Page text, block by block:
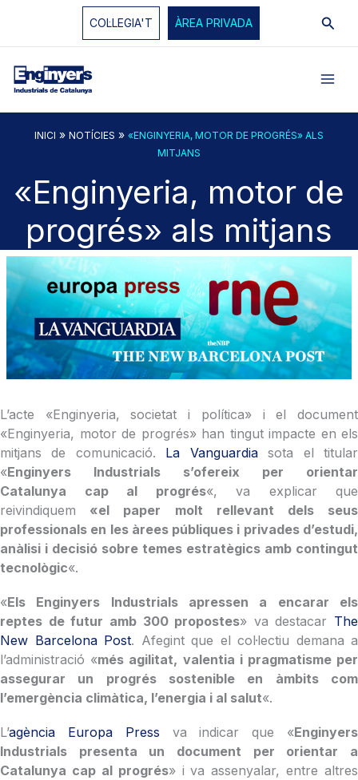
COL·LEGIA'T ÀREA PRIVADA
INICI » NOTÍCIES » «ENGINYERIA, MOTOR DE PROGRÉS» ALS
MITJANS
«Enginyeria, motor de
progrés» als mitjans
L’acte «Enginyeria, societat i política» i el document
«Enginyeria, motor de progrés» han tingut impacte en els
mitjans de comunicació. La Vanguardiasota el titular
«Enginyers Industrials s’ofereix per orientar
Catalunya cap al progrés«, va explicar que
reivindiquem «el paper molt rellevant dels seus
professionals en les àrees públiques i privades d’estudi,
anàlisi i decisió sobre temes estratègics amb contingut
tecnològic«.
«Els Enginyers Industrials apressen a encarar els
reptes de futur amb 300 propostes» va destacar The
New Barcelona Post. Afegint que el col·lectiu demana a
l’administració «més agilitat, valentia i pragmatisme per
assegurar un progrés sostenible en àmbits com
l’emergència climàtica, l’energia i al salut«.
L’agència Europa Press va indicar que «Enginyers
Industrials presenta un document per orientar a
Catalunya cap al progrés» i va assenyalar, entre altres